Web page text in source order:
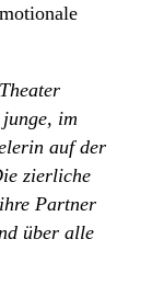
im
auf der
zierliche
Partner
über alle